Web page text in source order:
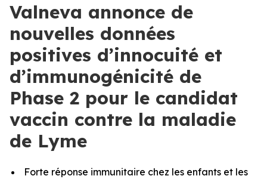
Valneva annonce de
nouvelles données
positives d’innocuité et
d’immunogénicité de
Phase 2 pour le candidat
vaccin contre la maladie
de Lyme
Forte réponse immunitaire chez les enfants et les